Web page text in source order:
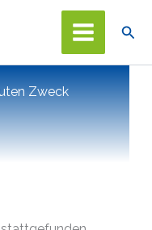
Zweck